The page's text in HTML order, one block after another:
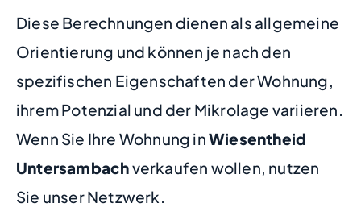
Diese Berechnungen dienen als allgemeine
Orientierung und können je nach den
spezifischen Eigenschaften der Wohnung,
ihrem Potenzial und der Mikrolage variieren.
Wenn Sie Ihre Wohnung inWiesentheid
Untersambachverkaufen wollen, nutzen
Sie unser Netzwerk.